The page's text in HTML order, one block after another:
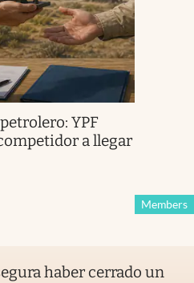
YPF
a llegar
Members
haber cerrado un